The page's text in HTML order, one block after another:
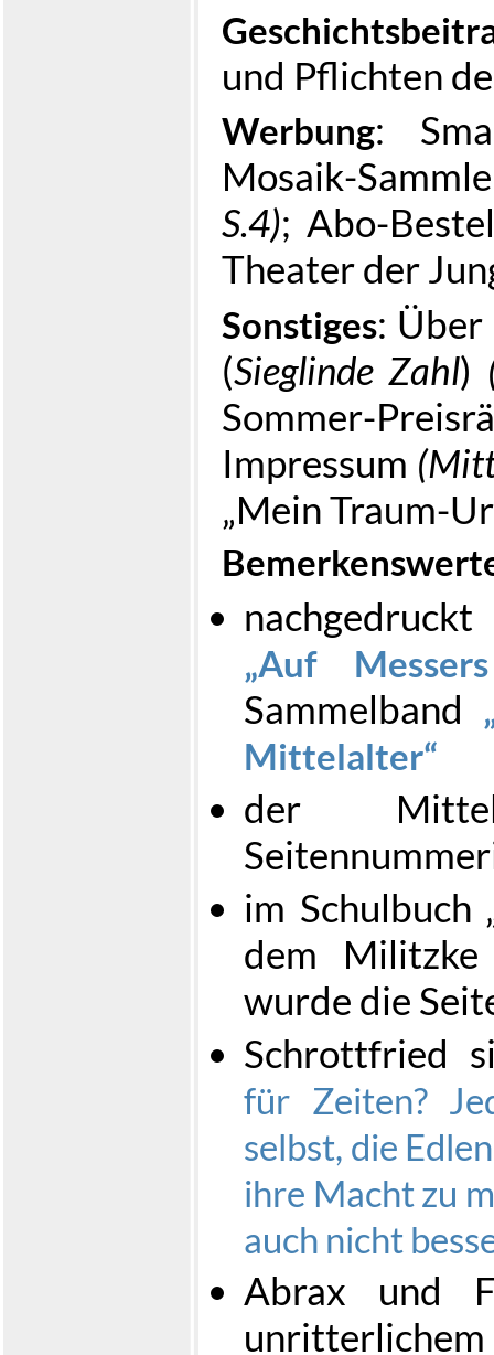
und Pflichten
Werbung:
Mosaik-
S.4); Abo-
Theater der
Sonstiges: Über
(Sieglinde Zahl)
Sommer-
Impressum
„Mein Traum-
Auf
Sammelband
Mittelalter
der
im Schulbuch
dem
wurde die
Schrottfried
für Zeiten?
selbst, die
ihre Macht zu
auch nicht
Abrax und